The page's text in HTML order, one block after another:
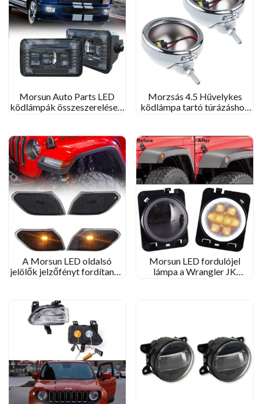
Morsun Auto Parts LED
ködlámpák összeszerelése a
Morzsás 4.5 Hüvelykes
ködlámpa tartó túrázáshoz
A Morsun LED oldalsó
jelölők jelzőfényt fordítanak
Morsun LED fordulójel
lámpa a Wrangler JK